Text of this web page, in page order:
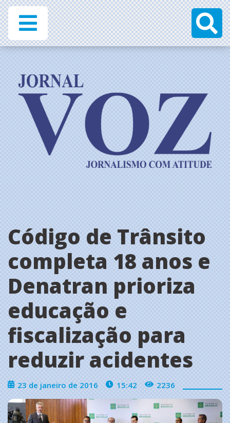
Código de Trânsito
completa 18 anos e
Denatran prioriza
educação e
fiscalização para
reduzir acidentes
23 de janeiro de 2016 15:42 2236